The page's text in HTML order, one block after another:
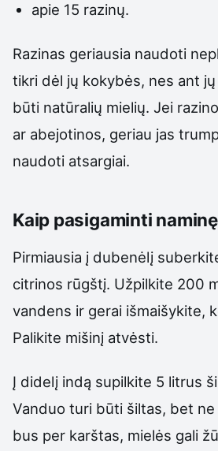
apie 15 razinų.
Razinas geriausia naudoti
tikri dėl jų kokybės, nes ant
būti natūralių mielių. Jei
ar abejotinos, geriau jas
naudoti atsargiai.
Kaip pasigaminti
Pirmiausia į dubenėlį
citrinos rūgštį. Užpilkite 200
vandens ir gerai išmaišykite,
Palikite mišinį atvėsti.
Į didelį indą supilkite 5 litrus
Vanduo turi būti šiltas, bet ne
bus per karštas, mielės gali